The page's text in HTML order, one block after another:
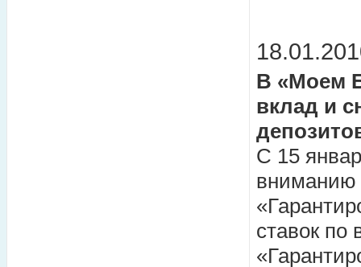
В «Моем
вклад и
С 15
вниманию
ставок по